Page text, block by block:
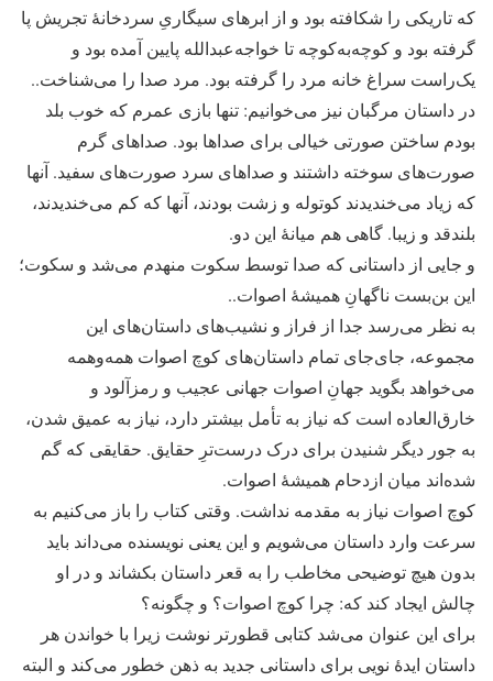
که تاریکی را شکافته بود و از ابرهای سیگاریِ سردخانۀ تجریش پا
گرفته بود و کوچه‌به‌کوچه تا خواجه‌عبدالله پایین آمده بود و
یک‌راست سراغ خانه مرد را گرفته بود. مرد صدا را می‌شناخت..
در داستان مرگبان نیز می‌خوانیم: تنها بازی عمرم که خوب بلد
بودم ساختن صورتی خیالی برای صداها بود. صداهای گرم
صورت‌های سوخته داشتند و صداهای سرد صورت‌های سفید. آنها
که زیاد می‌خندیدند کوتوله و زشت بودند، آنها که کم می‌خندیدند،
بلندقد و زیبا. گاهی هم میانۀ این دو.
و جایی از داستانی که صدا توسط سکوت منهدم می‌شد و سکوت؛
این بن‌بست ناگهانِ همیشۀ اصوات..
به نظر می‌رسد جدا از فراز و نشیب‌های داستان‌های این
مجموعه، جای‌جای تمام داستان‌های کوچ اصوات همه‌و‌همه
می‌خواهد بگوید جهانِ اصوات جهانی عجیب و رمزآلود و
خارق‌العاده است که نیاز به تأمل بیشتر دارد، نیاز به عمیق شدن،
به جور دیگر شنیدن برای درک درست‌ترِ حقایق. حقایقی که گم
شده‌اند میان ازدحام همیشۀ اصوات.
کوچ اصوات نیاز به مقدمه نداشت. وقتی کتاب را باز می‌کنیم به
سرعت وارد داستان می‌شویم و این یعنی نویسنده می‌داند باید
بدون هیچ توضیحی مخاطب را به قعر داستان بکشاند و در او
چالش ایجاد کند که: چرا کوچ اصوات؟ و چگونه؟
برای این عنوان می‌شد کتابی قطورتر نوشت زیرا با خواندن هر
داستان ایدۀ نویی برای داستانی جدید به ذهن خطور می‌کند و البته